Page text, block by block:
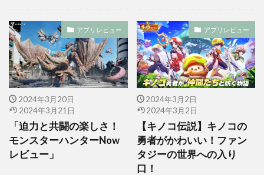
アプリレビュー
2024年3月20日
2024年3月21日
「迫力と共闘の楽しさ！
モンスターハンターNow
レビュー」
アプリレビュー
2024年3月2日
2024年3月2日
【キノコ伝説】キノコの
勇者がかわいい！ファン
タジーの世界への入り
口！